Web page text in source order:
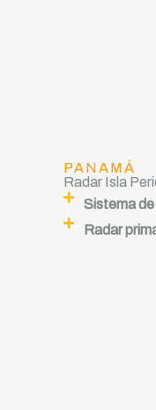
PANAMÁ
Radar Isla
Sistema
Radar